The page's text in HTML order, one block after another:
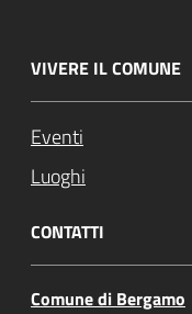
VIVERE IL COMUNE
Eventi
Luoghi
CONTATTI
Comune di Bergamo